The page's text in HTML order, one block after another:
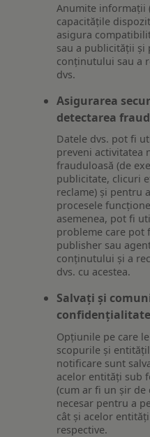
Anumite informații
capacitățile
asigura
sau a publicității și
conținutului sau a
dvs.
Asigurarea
detectarea
Datele dvs. pot fi
preveni activitatea
frauduloasă (de
publicitate, clicuri
reclame) și pentru
procesele
asemenea, pot fi
probleme care pot
publisher sau
conținutului și a
dvs. cu acestea.
Salvați și
confidențialitate
Opțiunile pe care
scopurile și
notificare sunt
acelor entități sub
(cum ar fi un șir de
necesar pentru a
cât și acelor
respective.